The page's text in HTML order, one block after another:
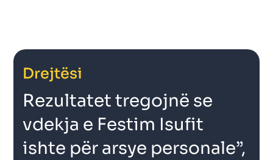
Drejtësi
Rezultatet tregojnë se
vdekja e Festim Isufit
ishte për arsye personale”,